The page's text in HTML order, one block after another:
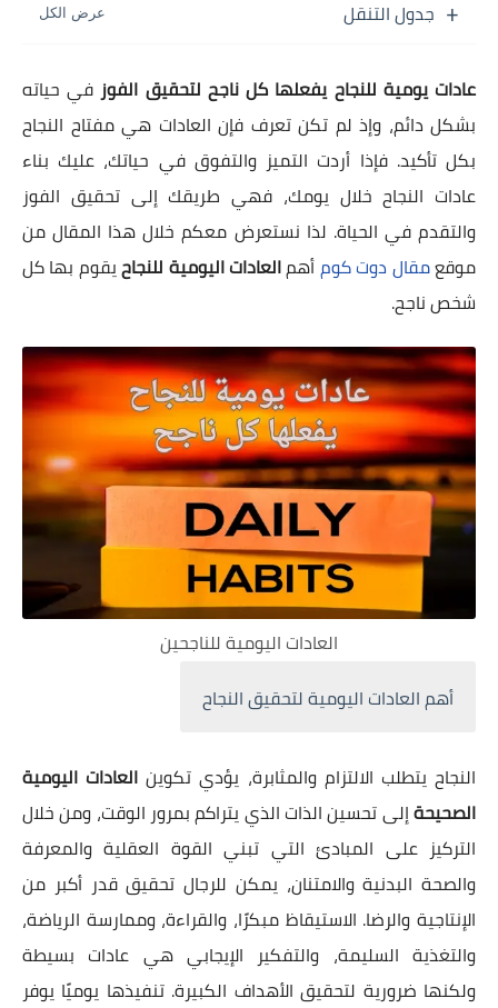
جدول التنقل
عادات يومية للنجاح يفعلها كل ناجح لتحقيق الفوزفي حياته
بشكل دائم، وإذ لم تكن تعرف فإن العادات هي مفتاح النجاح
بكل تأكيد. فإذا أردت التميز والتفوق في حياتك، عليك بناء
عادات النجاح خلال يومك، فهي طريقك إلى تحقيق الفوز
والتقدم في الحياة. لذا نستعرض معكم خلال هذا المقال من
موقعمقال دوت كومأهمالعادات اليومية للنجاحيقوم بها كل
شخص ناجح.
العادات اليومية للناجحين
أهم العادات اليومية لتحقيق النجاح
النجاح يتطلب الالتزام والمثابرة، يؤدي تكوين العادات اليومية
الصحيحةإلى تحسين الذات الذي يتراكم بمرور الوقت، ومن خلال
التركيز على المبادئ التي تبني القوة العقلية والمعرفة
والصحة البدنية والامتنان، يمكن للرجال تحقيق قدر أكبر من
الإنتاجية والرضا. الاستيقاظ مبكرًا، والقراءة، وممارسة الرياضة،
والتغذية السليمة، والتفكير الإيجابي هي عادات بسيطة
ولكنها ضرورية لتحقيق الأهداف الكبيرة. تنفيذها يوميًا يوفر